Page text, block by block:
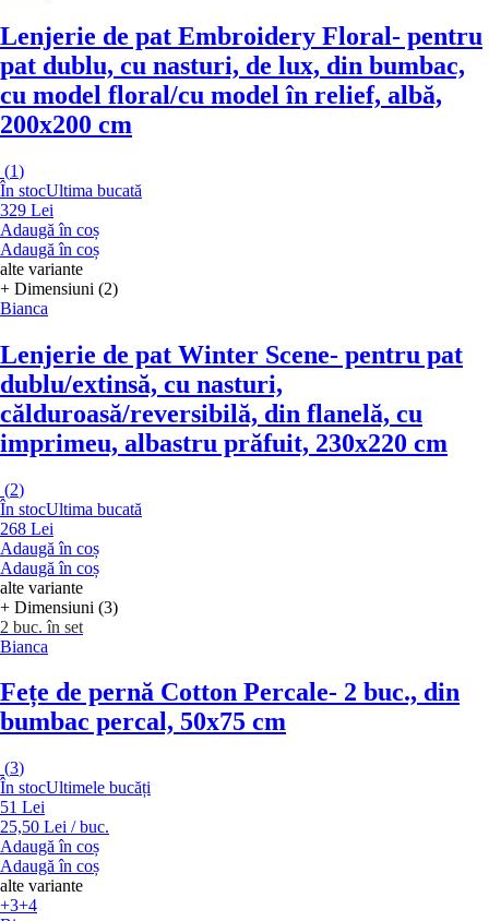
Lenjerie de pat Embroidery Floral- pentru
pat dublu, cu nasturi, de lux, din bumbac,
cu model floral/cu model în relief, albă,
200x200 cm
(1)
În stocUltima bucată
329 Lei
Adaugă în coș
Adaugă în coș
alte variante
+ Dimensiuni (2)
Bianca
Lenjerie de pat Winter Scene- pentru pat
dublu/extinsă, cu nasturi,
călduroasă/reversibilă, din flanelă, cu
imprimeu, albastru prăfuit, 230x220 cm
(2)
În stocUltima bucată
268 Lei
Adaugă în coș
Adaugă în coș
alte variante
+ Dimensiuni (3)
2 buc. în set
Bianca
Fețe de pernă Cotton Percale- 2 buc., din
bumbac percal, 50x75 cm
(3)
În stocUltimele bucăți
51 Lei
25,50 Lei / buc.
Adaugă în coș
Adaugă în coș
alte variante
+3+4